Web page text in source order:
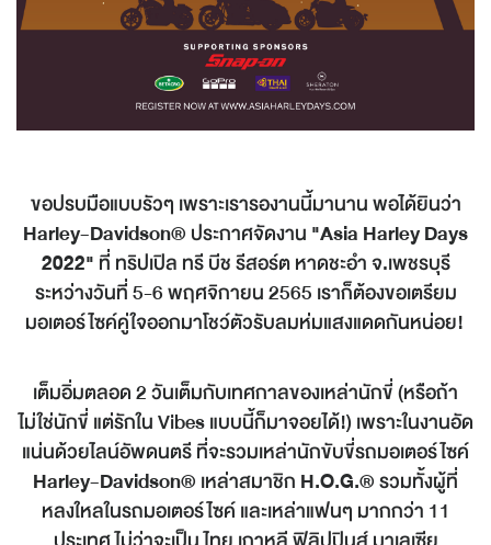
ขอปรบมือแบบรัวๆ เพราะเรารองานนี้มานาน พอได้ยินว่า
Harley-Davidson® ประกาศจัดงาน "Asia Harley Days
2022" ที่ ทริปเปิล ทรี บีช รีสอร์ต หาดชะอำ จ.เพชรบุรี
ระหว่างวันที่ 5-6 พฤศจิกายน 2565 เราก็ต้องขอเตรียม
มอเตอร์ไซค์คู่ใจออกมาโชว์ตัวรับลมห่มแสงแดดกันหน่อย!
เต็มอิ่มตลอด 2 วันเต็มกับเทศกาลของเหล่านักขี่ (หรือถ้า
ไม่ใช่นักขี่ แต่รักใน Vibes แบบนี้ก็มาจอยได้!) เพราะในงานอัด
แน่นด้วยไลน์อัพดนตรี ที่จะรวมเหล่านักขับขี่รถมอเตอร์ไซค์
Harley-Davidson® เหล่าสมาชิก H.O.G.®รวมทั้งผู้ที่
หลงใหลในรถมอเตอร์ไซค์ และเหล่าแฟนๆ มากกว่า 11